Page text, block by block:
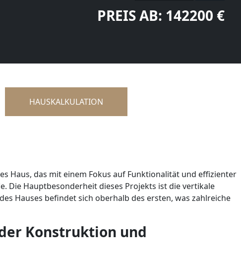
PREIS AB: 142200 €
HAUSKALKULATION
Haus, das mit einem Fokus auf Funktionalität und effizienter
Die Hauptbesonderheit dieses Projekts ist die vertikale
Hauses befindet sich oberhalb des ersten, was zahlreiche
Konstruktion und